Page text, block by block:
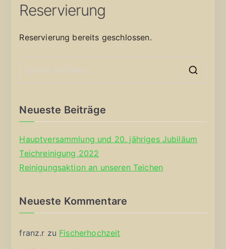
Reservierung
Reservierung bereits geschlossen.
Neueste Beiträge
Hauptversammlung und 20. jähriges Jubiläum
Teichreinigung 2022
Reinigungsaktion an unseren Teichen
Neueste Kommentare
franz.r zu Fischerhochzeit